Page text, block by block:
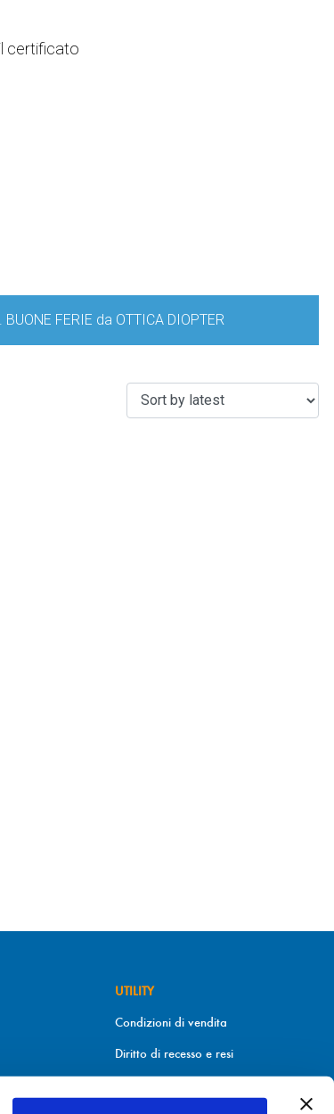
certificato
FERIE da OTTICA DIOPTER
UTILITY
Condizioni di vendita
Diritto di recesso e resi